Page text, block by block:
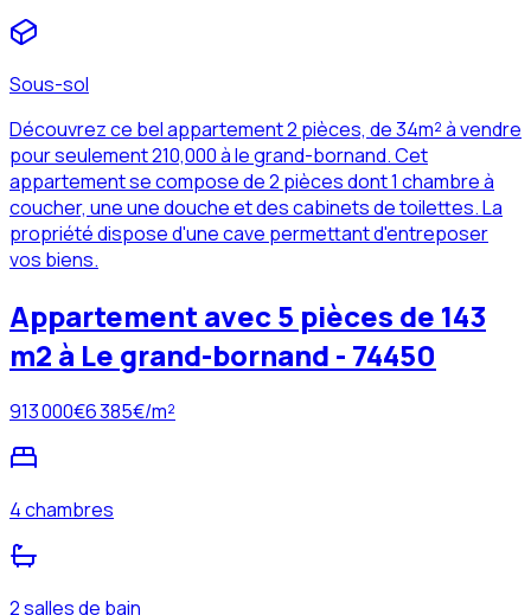
Sous-sol
Découvrez ce bel appartement 2 pièces, de 34m² à vendre
pour seulement 210,000 à le grand-bornand. Cet
appartement se compose de 2 pièces dont 1 chambre à
coucher, une une douche et des cabinets de toilettes. La
propriété dispose d'une cave permettant d'entreposer
vos biens.
Appartement avec 5 pièces de 143
m2 à Le grand-bornand - 74450
913 000€6 385€/m²
4 chambres
2 salles de bain